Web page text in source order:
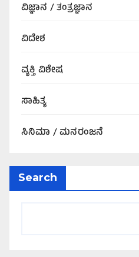
ವಿಜ್ಞಾನ / ತಂತ್ರಜ್ಞಾನ
ವಿದೇಶ
ವ್ಯಕ್ತಿ ವಿಶೇಷ
ಸಾಹಿತ್ಯ
ಸಿನಿಮಾ / ಮನರಂಜನೆ
Search